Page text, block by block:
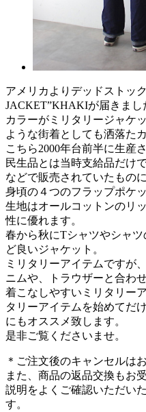
アメリカよりデッドストッ
JACKET”KHAKIが届きまし
カラーがミリタリージャケ
ような街着としても洒落た
こちら2000年台前半に生産
民生品とは当時支給品だけ
などで販売されていたもの
身頃の４つのフラップポケ
生地はオールコットンのリ
性に優れます。
春から秋にTシャツやシャ
ど良いジャケット。
ミリタリーアイテムですが
ニムや、トラウザーと合わ
着こなしやすいミリタリー
タリーアイテムを始めてだ
にもオススメ致します。
是非ご覧くださいませ。
＊ご注文後のキャンセルは
また、商品の返品交換もお
説明をよくご確認いただい
す。